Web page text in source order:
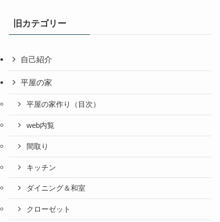
旧カテゴリー
自己紹介
平屋の家
平屋の家作り（目次）
web内覧
間取り
キッチン
ダイニング＆和室
クローゼット